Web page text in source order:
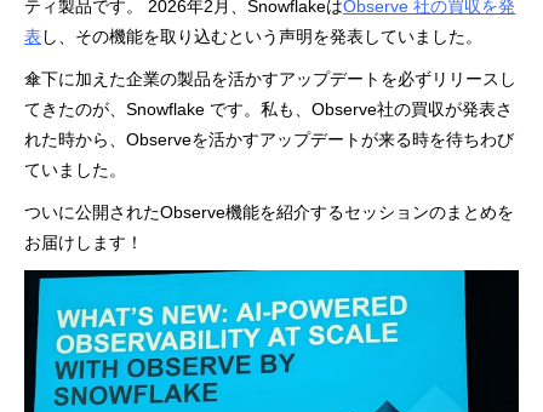
ティ製品です。 2026年2月、SnowflakeはObserve 社の買収を発
表 し、その機能を取り込むという声明を発表していました。
傘下に加えた企業の製品を活かすアップデートを必ずリリースし
てきたのが、Snowflake です。私も、Observe社の買収が発表さ
れた時から、Observeを活かすアップデートが来る時を待ちわび
ていました。
ついに公開されたObserve機能を紹介するセッションのまとめを
お届けします！